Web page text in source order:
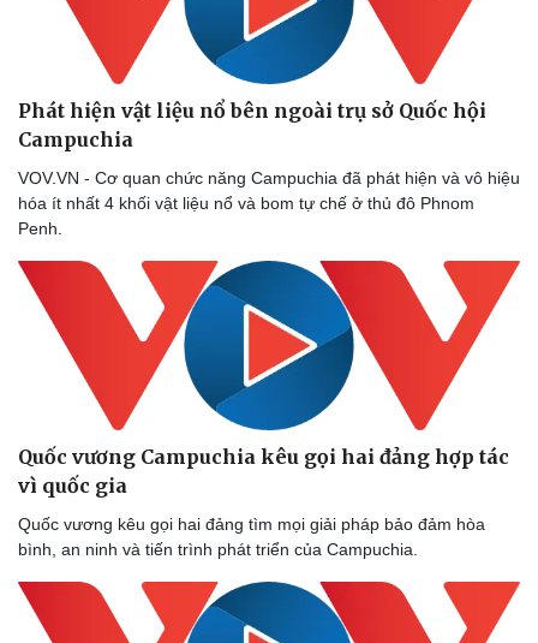
Phát hiện vật liệu nổ bên ngoài trụ sở Quốc hội
Campuchia
VOV.VN - Cơ quan chức năng Campuchia đã phát hiện và vô hiệu
hóa ít nhất 4 khối vật liệu nổ và bom tự chế ở thủ đô Phnom
Penh.
Quốc vương Campuchia kêu gọi hai đảng hợp tác
vì quốc gia
Quốc vương kêu gọi hai đảng tìm mọi giải pháp bảo đảm hòa
bình, an ninh và tiến trình phát triển của Campuchia.